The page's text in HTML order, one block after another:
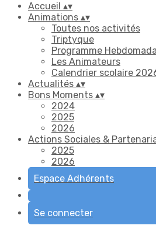
Accueil ▴▾
Animations ▴▾
Toutes nos activités
Triptyque
Programme
Les Animateurs
Calendrier scolaire
Actualités ▴▾
Bons Moments ▴▾
2024
2025
2026
Actions Sociales &
2025
2026
Espace Adhérents
Se connecter